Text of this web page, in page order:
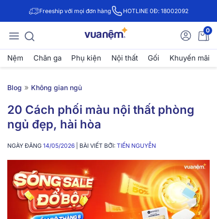
Freeship với mọi đơn hàng HOTLINE 0Đ: 18002092
0
Nệm Chăn ga Phụ kiện Nội thất Gối Khuyến mãi
Blog » Không gian ngủ
20 Cách phối màu nội thất phòng
ngủ đẹp, hài hòa
NGÀY ĐĂNG 14/05/2026 | BÀI VIẾT BỞI: TIẾN NGUYỄN